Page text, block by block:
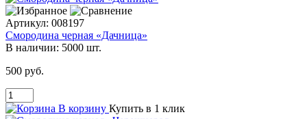
Артикул: 008197
Смородина черная «Дачница»
В наличии: 5000 шт.
500 руб.
В корзину Купить в 1 клик